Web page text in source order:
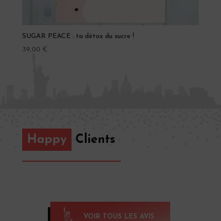
SUGAR PEACE : ta détox du sucre !
39,00 €
Happy Clients
VOIR TOUS LES AVIS